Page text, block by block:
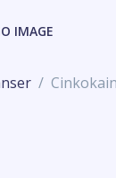
Cinkokain